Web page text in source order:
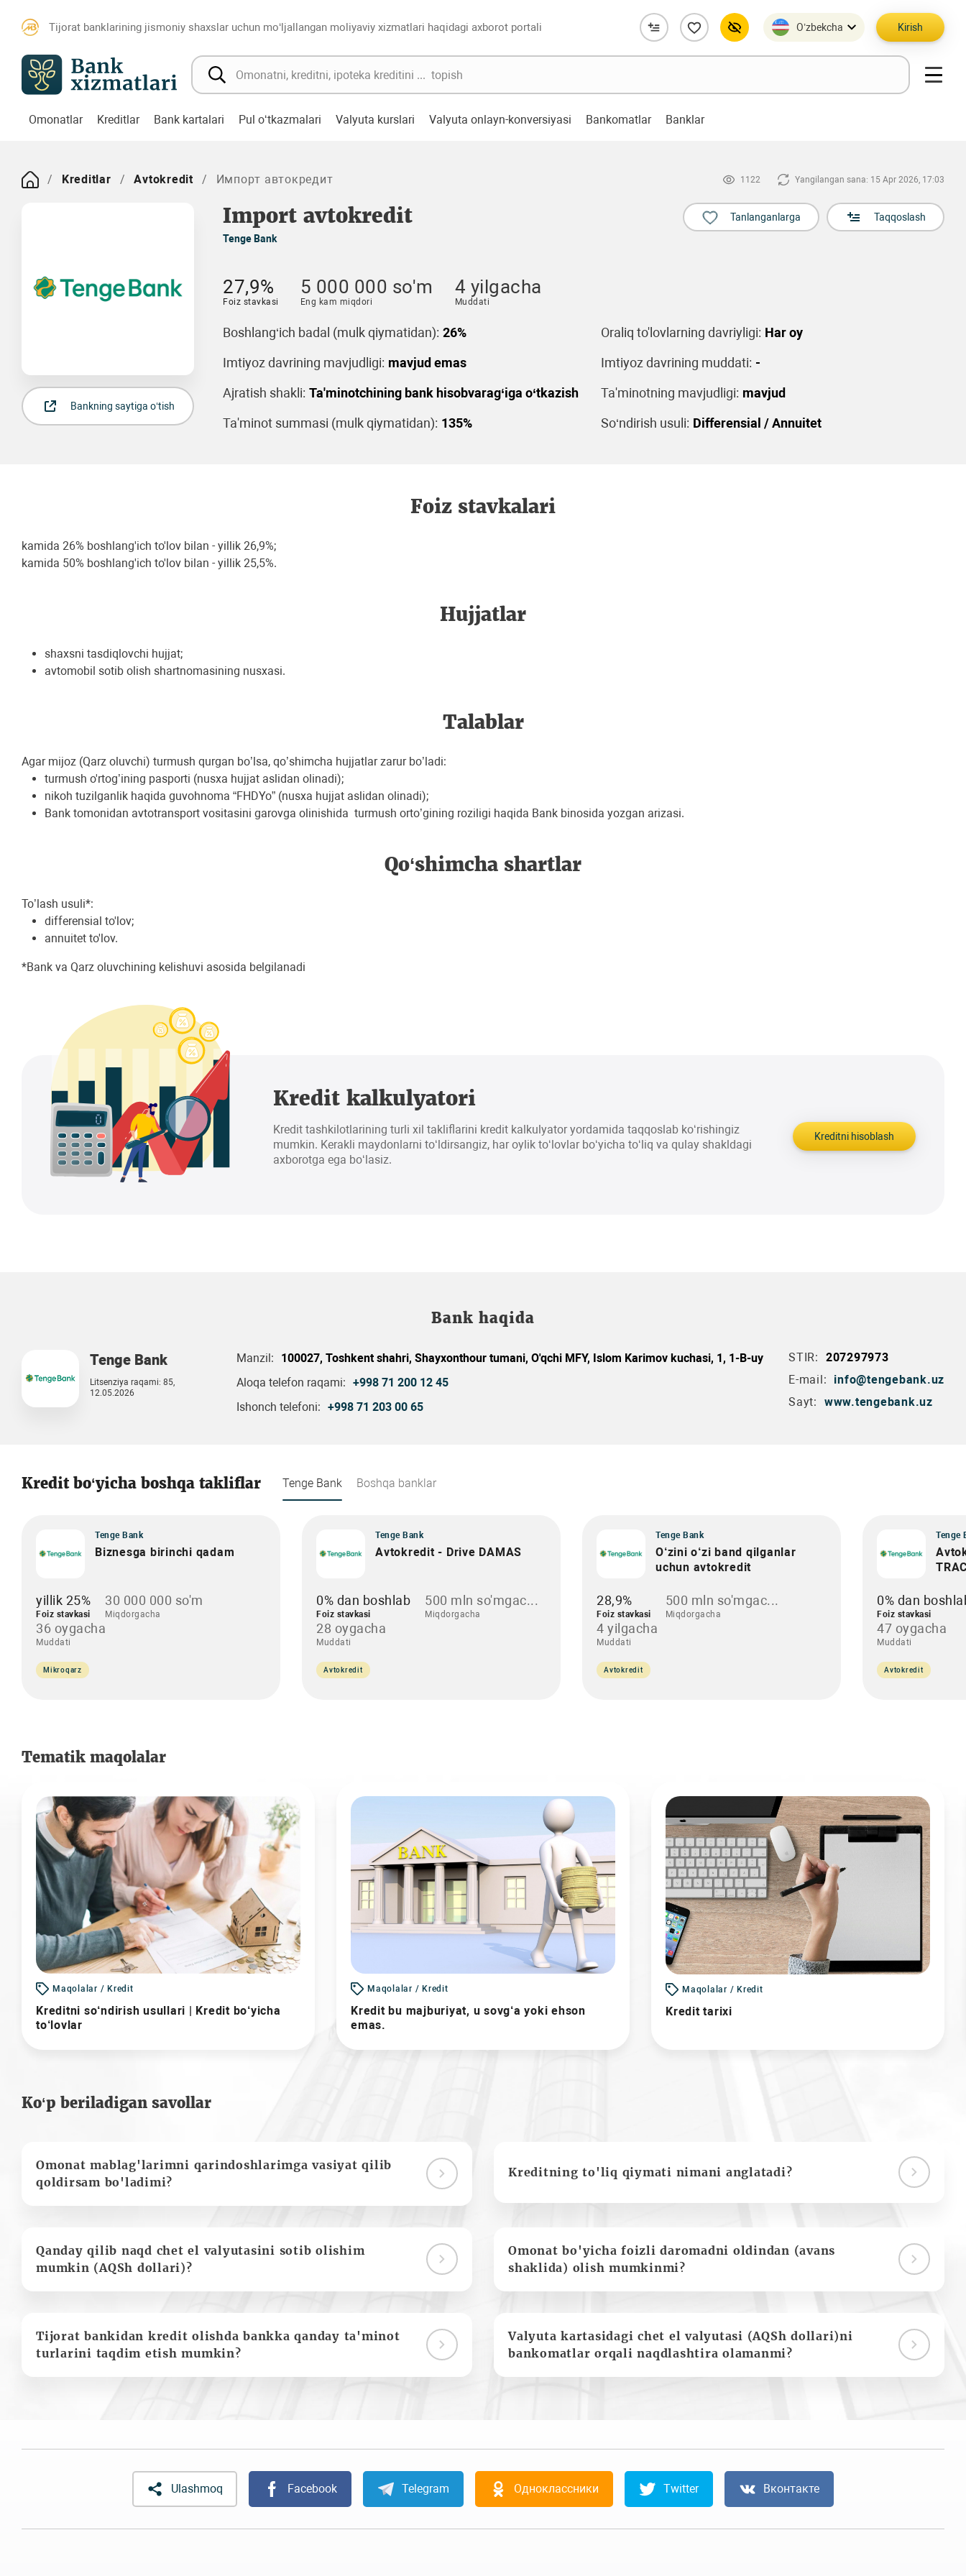
Tijorat banklarining jismoniy shaxslar uchun mo‘ljallangan moliyaviy xizmatlari haqidagi axborot portali O’zbekcha Kirish
Omonatlar Kreditlar Bank kartalari Pul o‘tkazmalari Valyuta kurslari Valyuta onlayn-konversiyasi Bankomatlar Banklar
Kreditlar Avtokredit Импорт автокредит 1122 Yangilangan sana: 15 Apr 2026, 17:03
Import avtokredit
Tenge Bank
Tanlanganlarga Taqqoslash
Bankning saytiga o‘tish
27,9%
Foiz stavkasi
5 000 000 so'm
Eng kam miqdori
4 yilgacha
Muddati
Boshlang‘ich badal (mulk qiymatidan): 26% Oraliq to'lovlarning davriyligi: Har oy
Imtiyoz davrining mavjudligi: mavjud emas Imtiyoz davrining muddati: -
Ajratish shakli: Ta'minotchining bank hisobvarag‘iga o‘tkazish Ta'minotning mavjudligi: mavjud
Ta'minot summasi (mulk qiymatidan): 135% So‘ndirish usuli: Differensial / Annuitet
Foiz stavkalari
kamida 26% boshlang'ich to'lov bilan - yillik 26,9%;
kamida 50% boshlang'ich to'lov bilan - yillik 25,5%.
Hujjatlar
shaxsni tasdiqlovchi hujjat;
avtomobil sotib olish shartnomasining nusxasi.
Talablar
Agar mijoz (Qarz oluvchi) turmush qurgan bo’lsa, qo’shimcha hujjatlar zarur bo’ladi:
turmush o'rtog’ining pasporti (nusxa hujjat aslidan olinadi);
nikoh tuzilganlik haqida guvohnoma “FHDYo” (nusxa hujjat aslidan olinadi);
Bank tomonidan avtotransport vositasini garovga olinishida turmush orto’gining roziligi haqida Bank binosida yozgan arizasi.
Qo‘shimcha shartlar
To’lаsh usuli*:
differensial to'lov;
annuitet to'lov.
*Bank va Qarz oluvchining kelishuvi asosida belgilanadi
Kredit kalkulyatori
Kredit tashkilotlarining turli xil takliflarini kredit kalkulyator yordamida taqqoslab ko‘rishingiz
mumkin. Kerakli maydonlarni to‘ldirsangiz, har oylik to‘lovlar bo‘yicha to‘liq va qulay shakldagi
axborotga ega bo‘lasiz.
Kreditni hisoblash
Bank haqida
Tenge Bank
Litsenziya raqami: 85,
12.05.2026
Manzil:
100027, Toshkent shahri, Shayxonthour tumani, O'qсhi MFY, Islom Karimov kuchasi, 1, 1-B-uy
Aloqa telefon raqami: +998 71 200 12 45
Ishonch telefoni: +998 71 203 00 65
STIR:
207297973
E-mail:
info@tengebank.uz
Sayt:
www.tengebank.uz
Kredit bo‘yicha boshqa takliflar Tenge Bank Boshqa banklar
Tenge Bank
Biznesga birinchi qadam
yillik 25%
Foiz stavkasi
30 000 000 so'm
Miqdorgacha
36 oygacha
Muddati
Mikroqarz
Tenge Bank
Avtokredit - Drive DAMAS
0% dan boshlab
Foiz stavkasi
500 mln so'mgac...
Miqdorgacha
28 oygacha
Muddati
Avtokredit
Tenge Bank
O‘zini o‘zi band qilganlar
uchun avtokredit
28,9%
Foiz stavkasi
500 mln so'mgac...
Miqdorgacha
4 yilgacha
Muddati
Avtokredit
Tenge
0% dan
Foiz stavkasi
47 oygacha
Muddati
Avtokredit
Tematik maqolalar
Maqolalar / Kredit
Kreditni so‘ndirish usullari | Kredit bo‘yicha
to‘lovlar
Maqolalar / Kredit
Kredit bu majburiyat, u sovg‘a yoki ehson
emas.
Maqolalar / Kredit
Kredit tarixi
Ko‘p beriladigan savollar
Omonat mablag'larimni qarindoshlarimga vasiyat qilib
qoldirsam bo'ladimi?
Kreditning to'liq qiymati nimani anglatadi?
Qanday qilib naqd chet el valyutasini sotib olishim
mumkin (AQSh dollari)?
Omonat bo'yicha foizli daromadni oldindan (avans
shaklida) olish mumkinmi?
Tijorat bankidan kredit olishda bankka qanday ta'minot
turlarini taqdim etish mumkin?
Valyuta kartasidagi chet el valyutasi (AQSh dollari)ni
bankomatlar orqali naqdlashtira olamanmi?
Ulashmoq Facebook Telegram Одноклассники Twitter Вконтакте